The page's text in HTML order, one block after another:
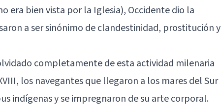
era bien vista por la Iglesia), Occidente dio la
a ser sinónimo de clandestinidad, prostitución y
completamente de esta actividad milenaria
los navegantes que llegaron a los mares del Sur
indígenas y se impregnaron de su arte corporal.